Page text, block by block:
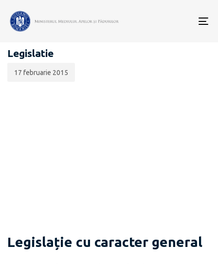
BIODIVERSITATE
Legislatie
publicării:
17 februarie 2015
Legislație cu caracter general